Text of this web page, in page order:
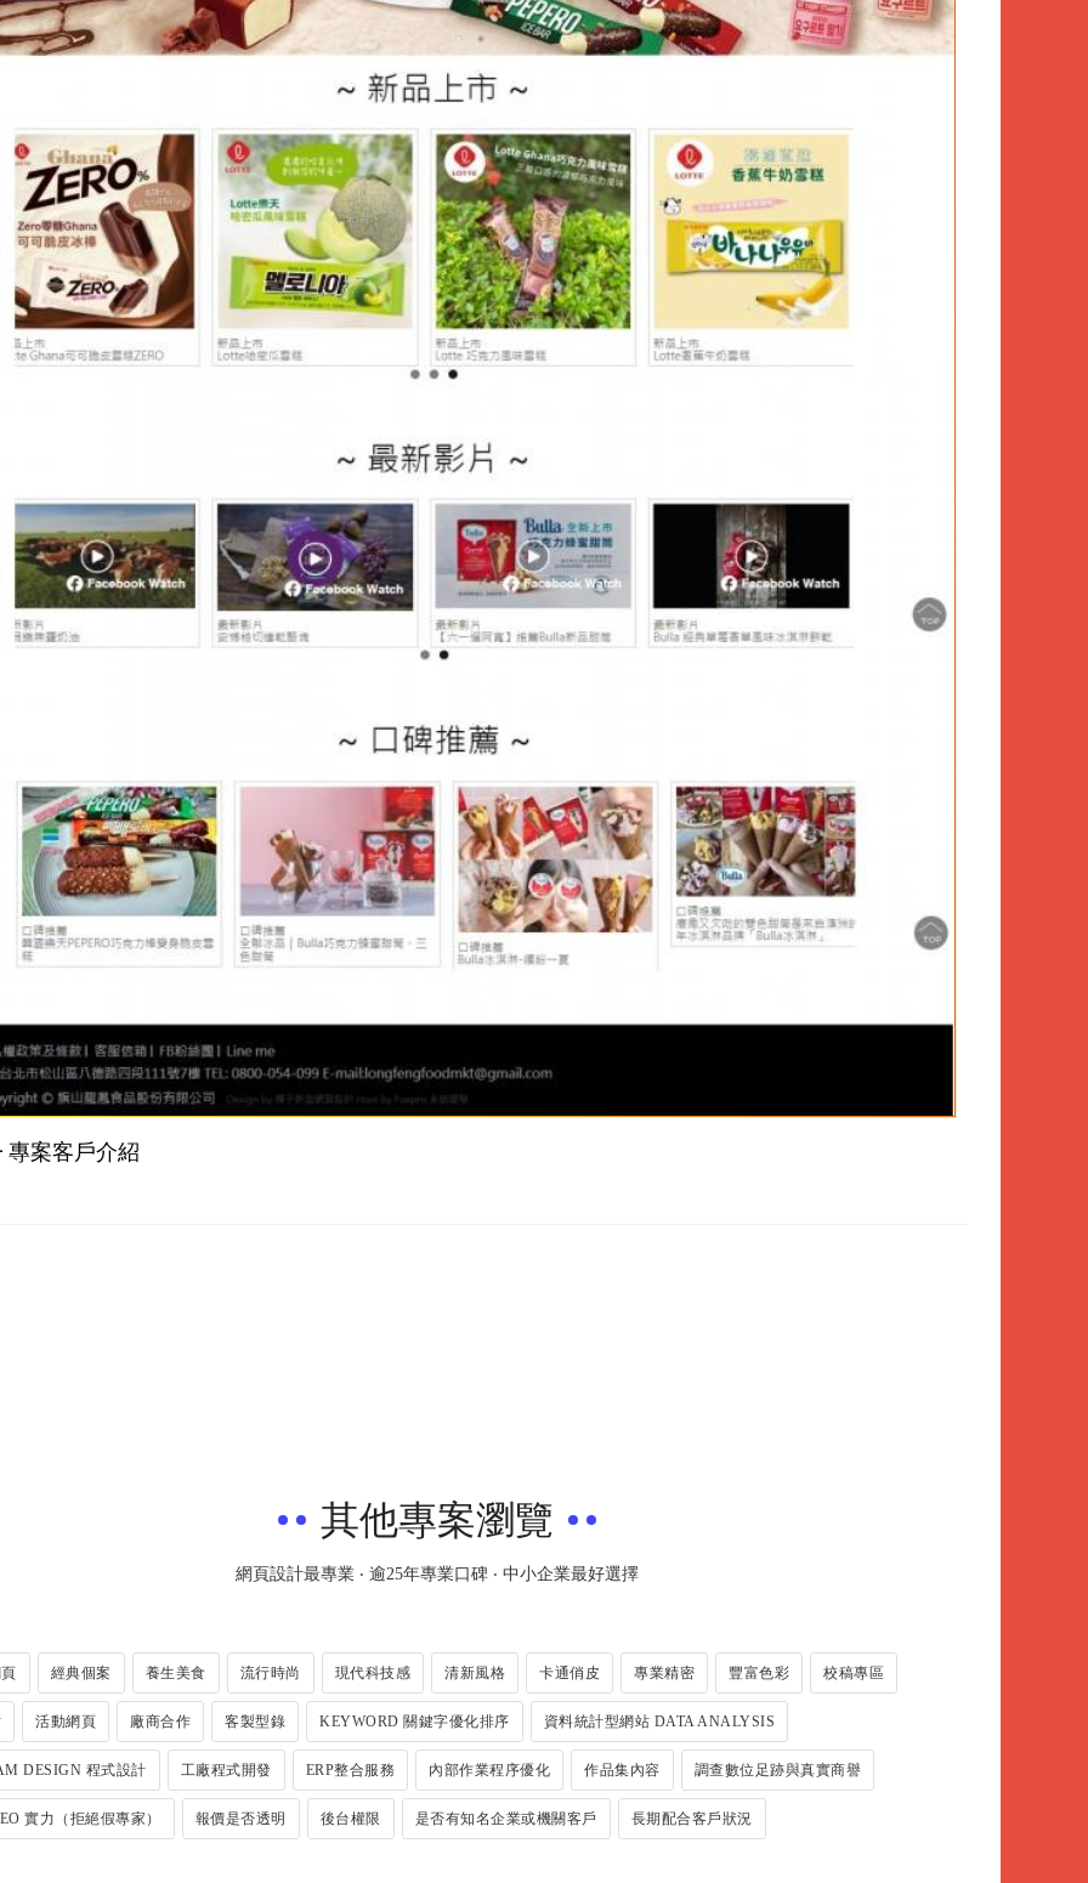
案客戶介紹
其他專案瀏覽
網頁設計最專業 ‧ 逾25年專業口碑 ‧ 中小企業最好選擇
經典個案 養生美食 流行時尚 現代科技感 清新風格 卡通俏皮 專業精密 豐富色彩 校稿專區
活動網頁 廠商合作 客製型錄 KEYWORD 關鍵字優化排序 資料統計型網站 DATA ANALYSIS
DESIGN 程式設計 工廠程式開發 ERP整合服務 內部作業程序優化 作品集內容 調查數位足跡與真實商譽
實力（拒絕假專家） 報價是否透明 後台權限 是否有知名企業或機關客戶 長期配合客戶狀況